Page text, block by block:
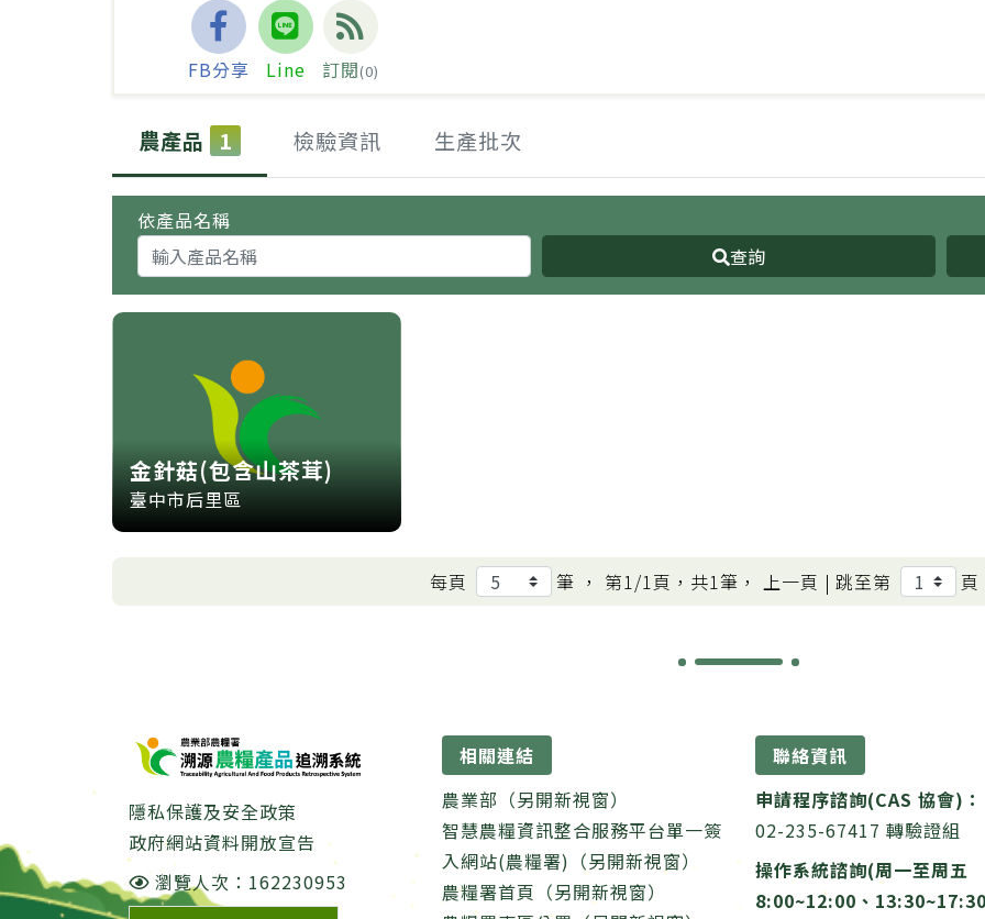
FB分享 Line 訂閱(0)
農產品 1 檢驗資訊 生產批次
依產品名稱
查詢
金針菇(包含山茶茸)
臺中市后里區
每頁 筆 ， 第1/1頁，共1筆， 上一頁 | 跳至第
隱私保護及安全政策
政府網站資料開放宣告
瀏覽人次：162230953
相關連結
農業部（另開新視窗）
智慧農糧資訊整合服務平台單一簽
入網站(農糧署)（另開新視窗）
農糧署首頁（另開新視窗）
聯絡資訊
申請程序諮詢(CAS 協會)：
02-235-67417 轉驗證組
操作系統諮詢(周一至周五
8:00~12:00、